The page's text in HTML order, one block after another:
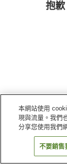
抱歉
本網站使用
現與流量。我們
分享您使用我們
不要銷售